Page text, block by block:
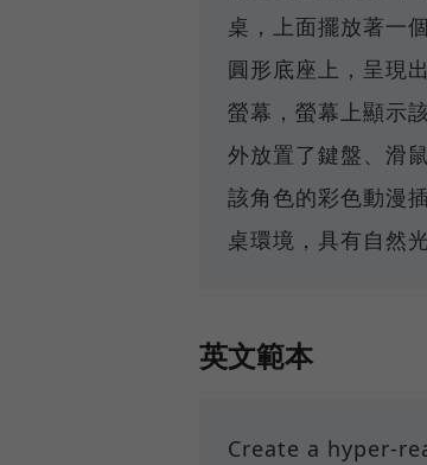
桌，上面擺放著一
圓形底座上，呈現
螢幕，螢幕上顯示
外放置了鍵盤、滑
該角色的彩色動漫
桌環境，具有自然
英文範本
Create a hyper-